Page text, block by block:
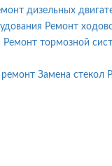
дизельных
Ремонт
Ремонт тормозной
ремонт Замена стекол